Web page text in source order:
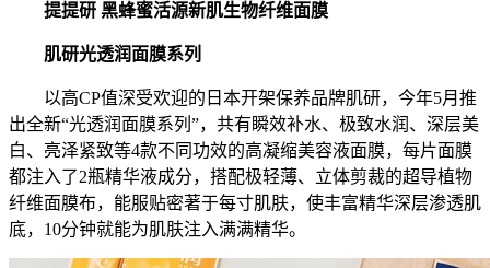
提提研 黑蜂蜜活源新肌生物纤维面膜
肌研光透润面膜系列
以高CP值深受欢迎的日本开架保养品牌肌研，今年5月推
出全新“光透润面膜系列”，共有瞬效补水、极致水润、深层美
白、亮泽紧致等4款不同功效的高凝缩美容液面膜，每片面膜
都注入了2瓶精华液成分，搭配极轻薄、立体剪裁的超导植物
纤维面膜布，能服贴密著于每寸肌肤，使丰富精华深层渗透肌
底，10分钟就能为肌肤注入满满精华。